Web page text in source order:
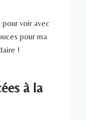
voir avec
pour ma
!
à la